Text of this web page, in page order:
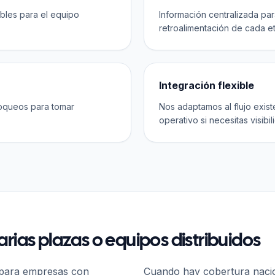
para el equipo
Información centralizada
retroalimentación de cada
para tomar
Integración flexible
Nos adaptamos al flujo
operativo si necesitas
plazas o equipos distribuidos
empresas con Cuando hay cobertura